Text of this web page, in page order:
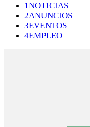
1NOTICIAS
2ANUNCIOS
3EVENTOS
4EMPLEO